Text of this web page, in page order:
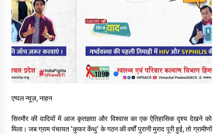
आपदा के दौरान मीडिया संचार एवं सूचना प्रबंधन पर शिमला में एक दिवसीय
ओरिएंटेशन कार्यशाला आयोजित
06/08/2026
नेता प्रतिपक्ष जयराम के आरोप निराधार, सबूत हैं तो सार्वजनिक करें: नरेश
चौहान
06/08/2026
05/08/2026
एप्पल न्यूज़, नाहन
सिरमौर की वादियों में आज कृतज्ञता और विश्वास का एक ऐतिहासिक दृश्य देखने को
मिला। जब ग्राम पंचायत ‘कुफर केंथु’ के गठन की वर्षों पुरानी मुराद पूरी हुई, तो ग्रामीणों